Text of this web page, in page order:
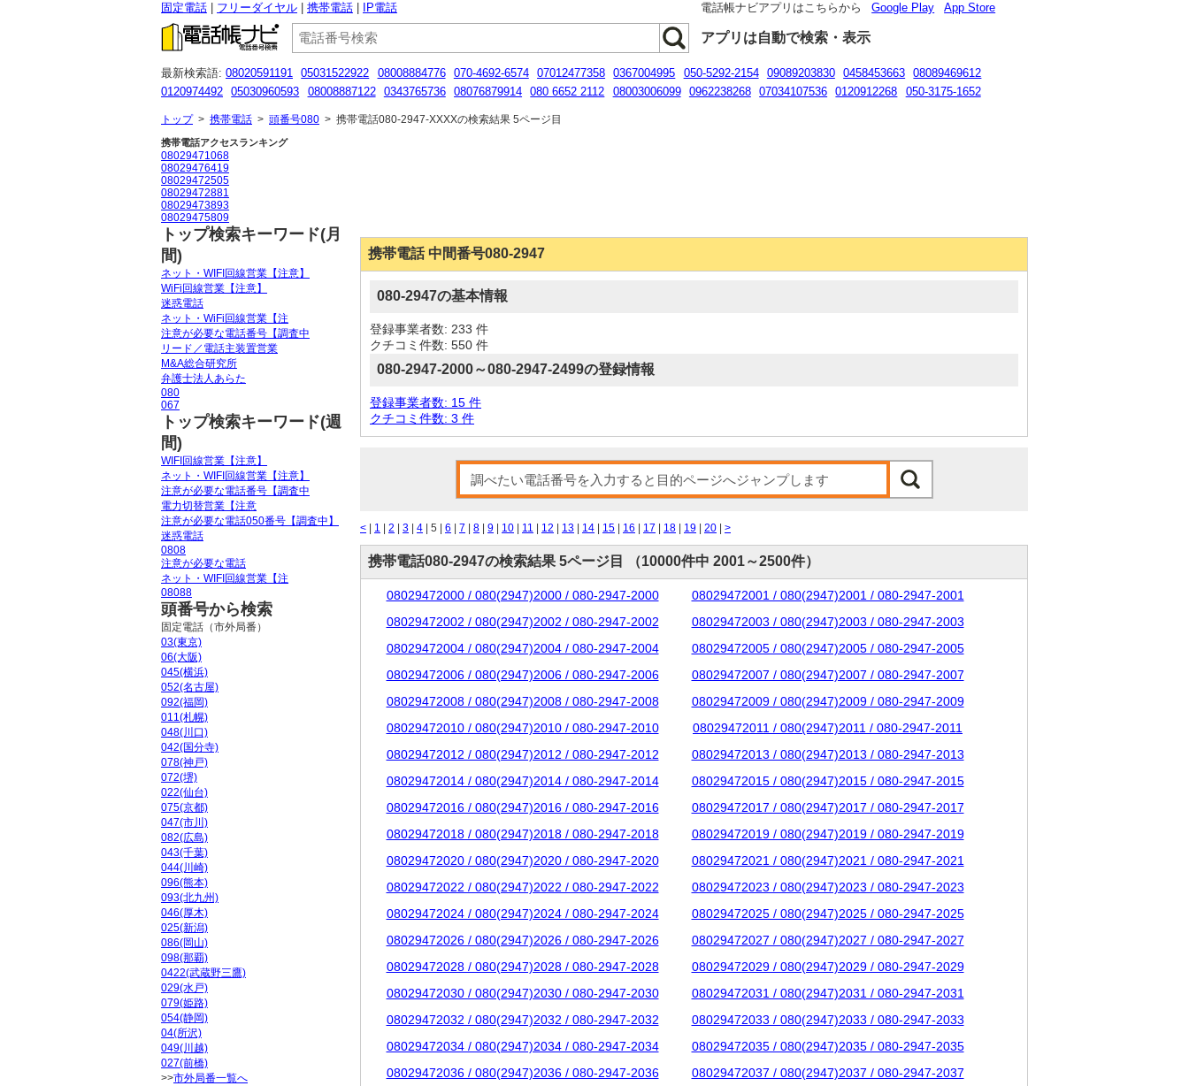
固定電話 フリーダイヤル 携帯電話 IP電話 電話帳ナビアプリはこちらから Google Play App Store
アプリは自動で検索・表示
最新検索語: 08020591191 05031522922 08008884776 070-4692-6574 07012477358 0367004995 050-5292-2154 09089203830 0458453663
08089469612
0120974492
05030960593 08008887122 0343765736 08076879914 080 6652 2112 08003006099 0962238268 07034107536 0120912268
050-3175-1652
トップ> 携帯電話 > 頭番号080 > 携帯電話080-2947-XXXXの検索結果 5ページ目
携帯電話 中間番号080-2947
080-2947の基本情報
登録事業者数: 233 件
クチコミ件数: 550 件
080-2947-2000～080-2947-2499の登録情報
登録事業者数: 15 件
クチコミ件数: 3 件
< 1 2 3 4 | 5 | 6 7 8 9 10 11 12 13 14 15 16 17 18 19 20 >
携帯電話080-2947の検索結果 5ページ目 （10000件中 2001～2500件）
08029472000 / 080(2947)2000 / 080-2947-2000
08029472001 / 080(2947)2001 / 080-2947-2001
08029472002 / 080(2947)2002 / 080-2947-2002
08029472003 / 080(2947)2003 / 080-2947-2003
08029472004 / 080(2947)2004 / 080-2947-2004
08029472005 / 080(2947)2005 / 080-2947-2005
08029472006 / 080(2947)2006 / 080-2947-2006
08029472007 / 080(2947)2007 / 080-2947-2007
08029472008 / 080(2947)2008 / 080-2947-2008
08029472009 / 080(2947)2009 / 080-2947-2009
08029472010 / 080(2947)2010 / 080-2947-2010
08029472011 / 080(2947)2011 / 080-2947-2011
08029472012 / 080(2947)2012 / 080-2947-2012
08029472013 / 080(2947)2013 / 080-2947-2013
08029472014 / 080(2947)2014 / 080-2947-2014
08029472015 / 080(2947)2015 / 080-2947-2015
08029472016 / 080(2947)2016 / 080-2947-2016
08029472017 / 080(2947)2017 / 080-2947-2017
08029472018 / 080(2947)2018 / 080-2947-2018
08029472019 / 080(2947)2019 / 080-2947-2019
08029472020 / 080(2947)2020 / 080-2947-2020
08029472021 / 080(2947)2021 / 080-2947-2021
08029472022 / 080(2947)2022 / 080-2947-2022
08029472023 / 080(2947)2023 / 080-2947-2023
08029472024 / 080(2947)2024 / 080-2947-2024
08029472025 / 080(2947)2025 / 080-2947-2025
08029472026 / 080(2947)2026 / 080-2947-2026
08029472027 / 080(2947)2027 / 080-2947-2027
08029472028 / 080(2947)2028 / 080-2947-2028
08029472029 / 080(2947)2029 / 080-2947-2029
08029472030 / 080(2947)2030 / 080-2947-2030
08029472031 / 080(2947)2031 / 080-2947-2031
08029472032 / 080(2947)2032 / 080-2947-2032
08029472033 / 080(2947)2033 / 080-2947-2033
08029472034 / 080(2947)2034 / 080-2947-2034
08029472035 / 080(2947)2035 / 080-2947-2035
08029472036 / 080(2947)2036 / 080-2947-2036
08029472037 / 080(2947)2037 / 080-2947-2037
携帯電話アクセスランキング
08029471068
08029476419
08029472505
08029472881
08029473893
08029475809
トップ検索キーワード(月
間)
ネット・WIFI回線営業【注意】
WiFi回線営業【注意】
迷惑電話
ネット・WiFi回線営業【注
注意が必要な電話番号【調査中
リード／電話主装置営業
M&A総合研究所
弁護士法人あらた
080
067
トップ検索キーワード(週
間)
WIFI回線営業【注意】
ネット・WIFI回線営業【注意】
注意が必要な電話番号【調査中
電力切替営業【注意
注意が必要な電話050番号【調査中】
迷惑電話
0808
注意が必要な電話
ネット・WIFI回線営業【注
08088
頭番号から検索
固定電話（市外局番）
03(東京)
06(大阪)
045(横浜)
052(名古屋)
092(福岡)
011(札幌)
048(川口)
042(国分寺)
078(神戸)
072(堺)
022(仙台)
075(京都)
047(市川)
082(広島)
043(千葉)
044(川崎)
096(熊本)
093(北九州)
046(厚木)
025(新潟)
086(岡山)
098(那覇)
0422(武蔵野三鷹)
029(水戸)
079(姫路)
054(静岡)
04(所沢)
049(川越)
027(前橋)
>>市外局番一覧へ